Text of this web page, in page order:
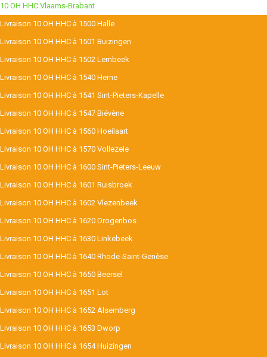
10 OH HHC Vlaams-Brabant
Livraison 10 OH HHC à 1500 Halle
Livraison 10 OH HHC à 1501 Buizingen
Livraison 10 OH HHC à 1502 Lembeek
Livraison 10 OH HHC à 1540 Herne
Livraison 10 OH HHC à 1541 Sint-Pieters-Kapelle
Livraison 10 OH HHC à 1547 Biévène
Livraison 10 OH HHC à 1560 Hoeilaart
Livraison 10 OH HHC à 1570 Vollezele
Livraison 10 OH HHC à 1600 Sint-Pieters-Leeuw
Livraison 10 OH HHC à 1601 Ruisbroek
Livraison 10 OH HHC à 1602 Vlezenbeek
Livraison 10 OH HHC à 1620 Drogenbos
Livraison 10 OH HHC à 1630 Linkebeek
Livraison 10 OH HHC à 1640 Rhode-Saint-Genèse
Livraison 10 OH HHC à 1650 Beersel
Livraison 10 OH HHC à 1651 Lot
Livraison 10 OH HHC à 1652 Alsemberg
Livraison 10 OH HHC à 1653 Dworp
Livraison 10 OH HHC à 1654 Huizingen